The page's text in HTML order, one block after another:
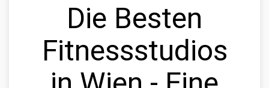
Die Besten
Fitnessstudios